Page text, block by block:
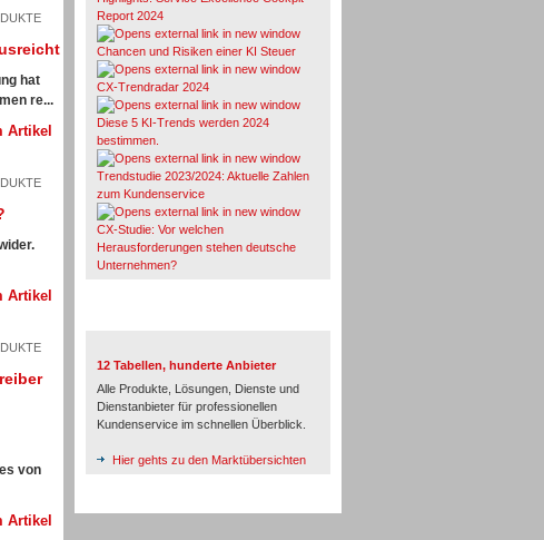
hat
re...
Artikel
Artikel
von
Artikel
Report 2024
Chancen und Risiken einer KI Steuer
CX-Trendradar 2024
Diese 5 KI-Trends werden 2024
bestimmen.
Trendstudie 2023/2024: Aktuelle Zahlen
zum Kundenservice
CX-Studie: Vor welchen
Herausforderungen stehen deutsche
Unternehmen?
12 Tabellen, hunderte Anbieter
Alle Produkte, Lösungen, Dienste und
Dienstanbieter für professionellen
Kundenservice im schnellen Überblick.
Hier gehts zu den Marktübersichten